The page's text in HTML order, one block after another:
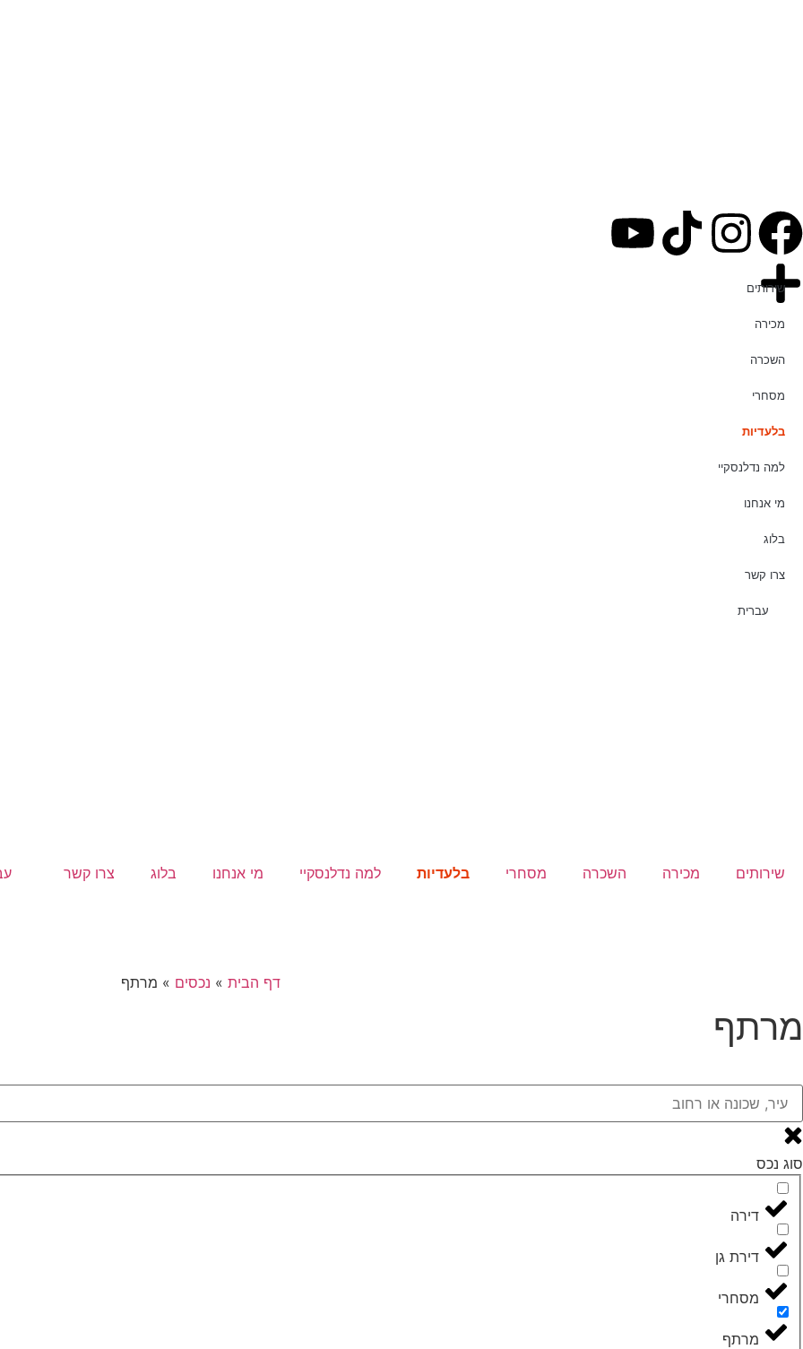
שירותים
מכירה
השכרה
מסחרי
בלעדיות
למה נדלנסקיי
מי אנחנו
בלוג
צרו קשר
עברית
שירותים מכירה השכרה מסחרי בלעדיות למה נדלנסקיי מי אנחנו בלוג צרו קשר
דף הבית » נכסים » מרתף
מרתף
סוג נכס
דירה
דירת גן
מסחרי
מרתף